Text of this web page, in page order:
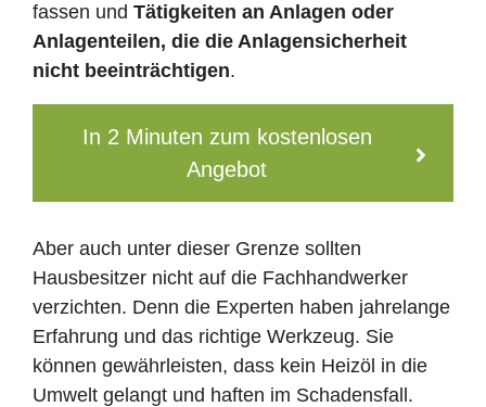
fassen und Tätigkeiten an Anlagen oder
Anlagenteilen, die die Anlagensicherheit
nicht beeinträchtigen.
In 2 Minuten zum kostenlosen
Angebot
Aber auch unter dieser Grenze sollten
Hausbesitzer nicht auf die Fachhandwerker
verzichten. Denn die Experten haben jahrelange
Erfahrung und das richtige Werkzeug. Sie
können gewährleisten, dass kein Heizöl in die
Umwelt gelangt und haften im Schadensfall.